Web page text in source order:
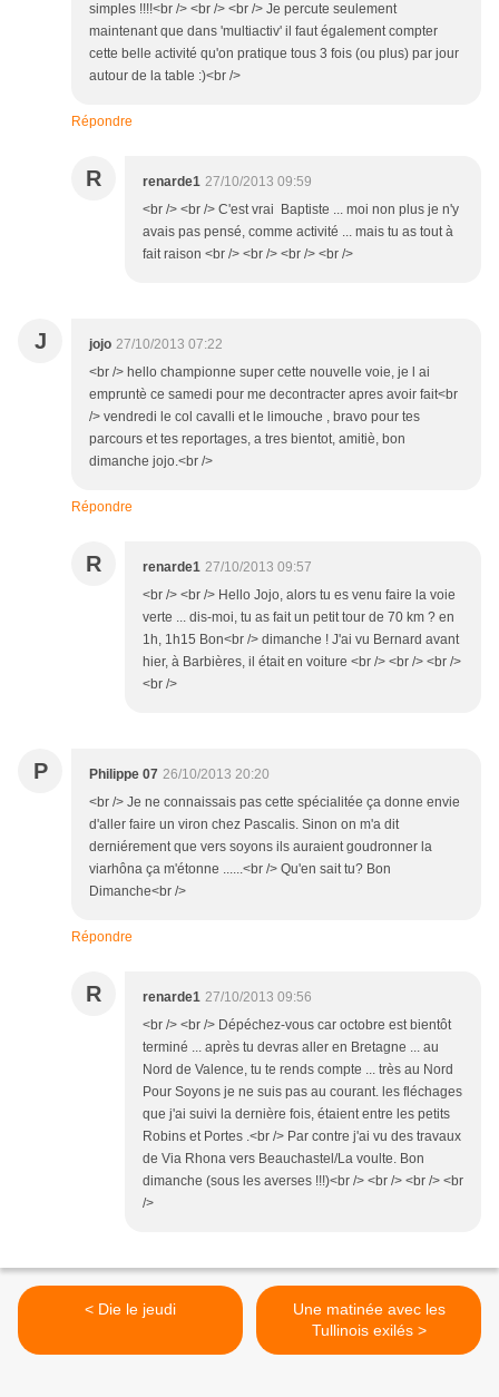
simples !!!!<br /> <br /> <br /> Je percute seulement
maintenant que dans 'multiactiv' il faut également compter
cette belle activité qu'on pratique tous 3 fois (ou plus) par jour
autour de la table :)<br />
Répondre
R renarde1 27/10/2013 09:59
<br /> <br /> C'est vrai Baptiste ... moi non plus je n'y
avais pas pensé, comme activité ... mais tu as tout à
fait raison <br /> <br /> <br /> <br />
J jojo 27/10/2013 07:22
<br /> hello championne super cette nouvelle voie, je l ai
empruntè ce samedi pour me decontracter apres avoir fait<br
/> vendredi le col cavalli et le limouche , bravo pour tes
parcours et tes reportages, a tres bientot, amitiè, bon
dimanche jojo.<br />
Répondre
R renarde1 27/10/2013 09:57
<br /> <br /> Hello Jojo, alors tu es venu faire la voie
verte ... dis-moi, tu as fait un petit tour de 70 km ? en
1h, 1h15 Bon<br /> dimanche ! J'ai vu Bernard avant
hier, à Barbières, il était en voiture <br /> <br /> <br />
<br />
P Philippe 07 26/10/2013 20:20
<br /> Je ne connaissais pas cette spécialitée ça donne envie
d'aller faire un viron chez Pascalis. Sinon on m'a dit
derniérement que vers soyons ils auraient goudronner la
viarhôna ça m'étonne ......<br /> Qu'en sait tu? Bon
Dimanche<br />
Répondre
R renarde1 27/10/2013 09:56
<br /> <br /> Dépéchez-vous car octobre est bientôt
terminé ... après tu devras aller en Bretagne ... au
Nord de Valence, tu te rends compte ... très au Nord
Pour Soyons je ne suis pas au courant. les fléchages
que j'ai suivi la dernière fois, étaient entre les petits
Robins et Portes .<br /> Par contre j'ai vu des travaux
de Via Rhona vers Beauchastel/La voulte. Bon
dimanche (sous les averses !!!)<br /> <br /> <br /> <br
/>
< Die le jeudi
Une matinée avec les
Tullinois exilés >